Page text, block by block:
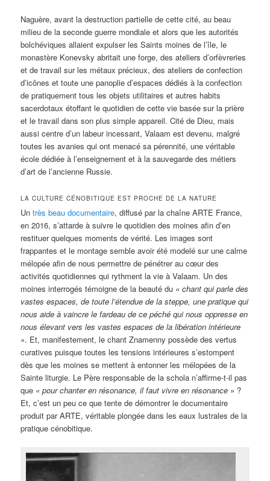
Naguère, avant la destruction partielle de cette cité, au beau
milieu de la seconde guerre mondiale et alors que les autorités
bolchéviques allaient expulser les Saints moines de l’île, le
monastère Konevsky abritait une forge, des ateliers d’orfèvreries
et de travail sur les métaux précieux, des ateliers de confection
d’icônes et toute une panoplie d’espaces dédiés à la confection
de pratiquement tous les objets utilitaires et autres habits
sacerdotaux étoffant le quotidien de cette vie basée sur la prière
et le travail dans son plus simple appareil. Cité de Dieu, mais
aussi centre d’un labeur incessant, Valaam est devenu, malgré
toutes les avanies qui ont menacé sa pérennité, une véritable
école dédiée à l’enseignement et à la sauvegarde des métiers
d’art de l’ancienne Russie.
LA CULTURE CÉNOBITIQUE EST PROCHE DE LA NATURE
Untrès beau documentaire, diffusé par la chaîne ARTE France,
en 2016, s’attarde à suivre le quotidien des moines afin d’en
restituer quelques moments de vérité. Les images sont
frappantes et le montage semble avoir été modelé sur une calme
mélopée afin de nous permettre de pénétrer au cœur des
activités quotidiennes qui rythment la vie à Valaam. Un des
moines interrogés témoigne de la beauté du « chant qui parle des
vastes espaces, de toute l’étendue de la steppe, une pratique qui
nous aide à vaincre le fardeau de ce péché qui nous oppresse en
nous élevant vers les vastes espaces de la libération intérieure
». Et, manifestement, le chant Znamenny possède des vertus
curatives puisque toutes les tensions intérieures s’estompent
dès que les moines se mettent à entonner les mélopées de la
Sainte liturgie. Le Père responsable de la schola n’affirme-t-il pas
que « pour chanter en résonance, il faut vivre en résonance » ?
Et, c’est un peu ce que tente de démontrer le documentaire
produit par ARTE, véritable plongée dans les eaux lustrales de la
pratique cénobitique.